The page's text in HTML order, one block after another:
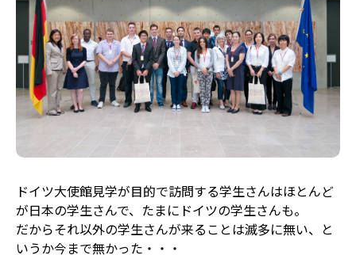
ドイツ大使館見学が目的で訪問する学生さんはほとんど
が日本の学生さんで、たまにドイツの学生さんも。
だからそれ以外の学生さんが来ることは滅多に無い、と
いうか今まで無かった・・・